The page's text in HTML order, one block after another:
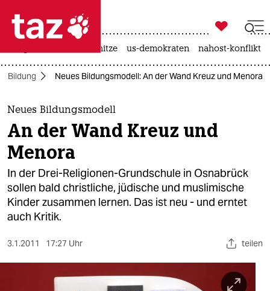
 taz zahl ich
taz zahl ich
themen
politik
öko
gesellschaft
kultur
sport

taz zahl ich
hitze us-demokraten nahost-konflikt
Bildung Neues Bildungsmodell: An der Wand Kreuz und Menora
Neues Bildungsmodell
An der Wand Kreuz und
Menora
In der Drei-Religionen-Grundschule in Osnabrück
sollen bald christliche, jüdische und muslimische
Kinder zusammen lernen. Das ist neu - und erntet
auch Kritik.
3.1.2011 17:27 Uhr teilen